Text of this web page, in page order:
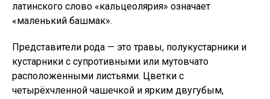
латинского слово «кальцеолярия» означает
«маленький башмак».
Представители рода — это травы, полукустарники и
кустарники с супротивными или мутовчато
расположенными листьями. Цветки с
четырёхчленной чашечкой и ярким двугубым,